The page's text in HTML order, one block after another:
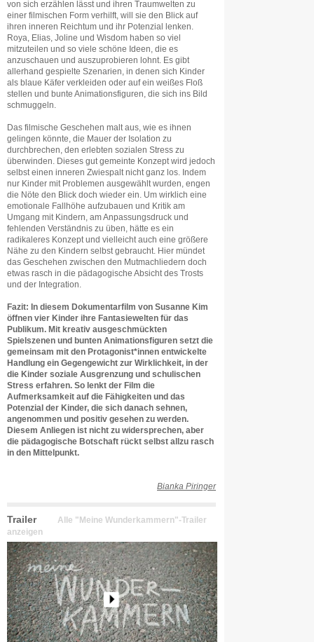
von sich erzählen lässt und ihren Traumwelten zu
einer filmischen Form verhilft, will sie den Blick auf
ihren inneren Reichtum und ihr Potenzial lenken.
Roya, Elias, Joline und Wisdom haben so viel
mitzuteilen und so viele schöne Ideen, die es
anzuschauen und auszuprobieren lohnt. Es gibt
allerhand gespielte Szenarien, in denen sich Kinder
als blaue Käfer verkleiden oder auf ein weißes Floß
stellen und bunte Animationsfiguren, die sich ins Bild
schmuggeln.
Das filmische Geschehen malt aus, wie es ihnen
gelingen könnte, die Mauer der Isolation zu
durchbrechen, den erlebten sozialen Stress zu
überwinden. Dieses gut gemeinte Konzept wird jedoch
selbst einen inneren Zwiespalt nicht ganz los. Indem
nur Kinder mit Problemen ausgewählt wurden, engen
die Nöte den Blick doch wieder ein. Um wirklich eine
emotionale Fallhöhe aufzubauen und Kritik am
Umgang mit Kindern, am Anpassungsdruck und
fehlenden Verständnis zu üben, hätte es ein
radikaleres Konzept und vielleicht auch eine größere
Nähe zu den Kindern selbst gebraucht. Hier mündet
das Geschehen zwischen den Mutmachliedern doch
etwas rasch in die pädagogische Absicht des Trosts
und der Integration.
Fazit: In diesem Dokumentarfilm von Susanne Kim
öffnen vier Kinder ihre Fantasiewelten für das
Publikum. Mit kreativ ausgeschmückten
Spielszenen und bunten Animationsfiguren setzt die
gemeinsam mit den Protagonist*innen entwickelte
Handlung ein Gegengewicht zur Wirklichkeit, in der
die Kinder soziale Ausgrenzung und schulischen
Stress erfahren. So lenkt der Film die
Aufmerksamkeit auf die Fähigkeiten und das
Potenzial der Kinder, die sich danach sehnen,
angenommen und positiv gesehen zu werden.
Diesem Anliegen ist nicht zu widersprechen, aber
die pädagogische Botschaft rückt selbst allzu rasch
in den Mittelpunkt.
Bianka Piringer
Trailer
Alle "Meine Wunderkammern"-Trailer
anzeigen